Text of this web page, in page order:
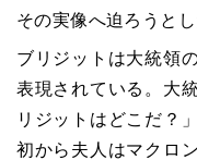
その実像へ迫ろうとし
ブリジットは大統領
表現されている。大
リジットはどこだ？
初から夫人はマクロ